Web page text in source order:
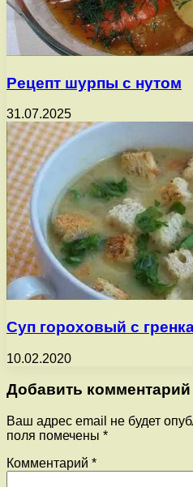
Рецепт шурпы с нутом
31.07.2025
Суп гороховый с
10.02.2020
Добавить комментарий
Ваш адрес email не будет
поля помечены *
Комментарий *